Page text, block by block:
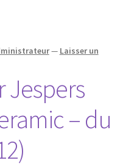
— Laisser un
Jespers
– du